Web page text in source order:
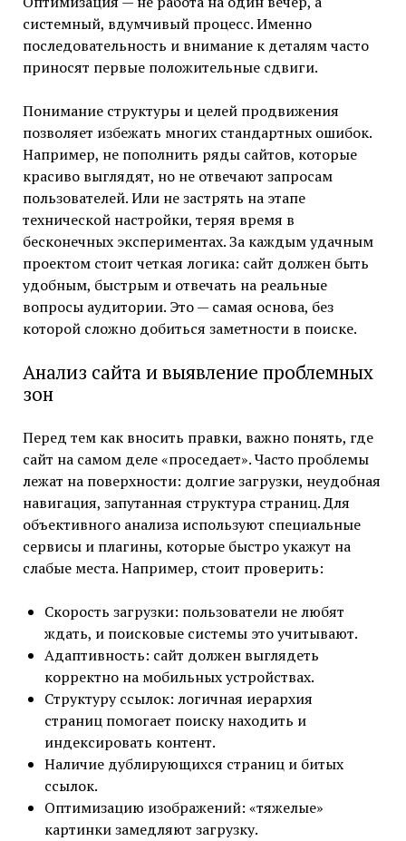
системный, вдумчивый процесс. Именно
последовательность и внимание к деталям часто
приносят первые положительные сдвиги.
Понимание структуры и целей продвижения
позволяет избежать многих стандартных ошибок.
Например, не пополнить ряды сайтов, которые
красиво выглядят, но не отвечают запросам
пользователей. Или не застрять на этапе
технической настройки, теряя время в
бесконечных экспериментах. За каждым удачным
проектом стоит четкая логика: сайт должен быть
удобным, быстрым и отвечать на реальные
вопросы аудитории. Это — самая основа, без
которой сложно добиться заметности в поиске.
Анализ сайта и выявление проблемных
зон
Перед тем как вносить правки, важно понять, где
сайт на самом деле «проседает». Часто проблемы
лежат на поверхности: долгие загрузки, неудобная
навигация, запутанная структура страниц. Для
объективного анализа используют специальные
сервисы и плагины, которые быстро укажут на
слабые места. Например, стоит проверить:
Скорость загрузки: пользователи не любят
ждать, и поисковые системы это учитывают.
Адаптивность: сайт должен выглядеть
корректно на мобильных устройствах.
Структуру ссылок: логичная иерархия
страниц помогает поиску находить и
индексировать контент.
Наличие дублирующихся страниц и битых
ссылок.
Оптимизацию изображений: «тяжелые»
картинки замедляют загрузку.